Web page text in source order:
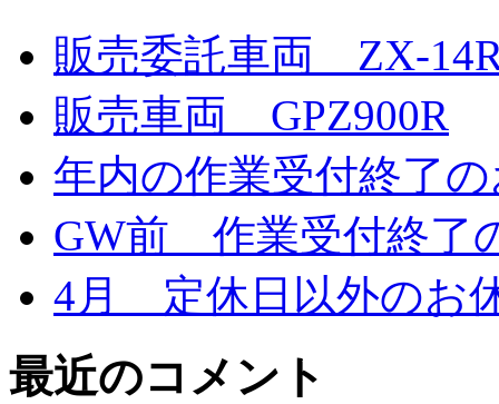
販売委託車両 ZX-
販売車両 GPZ900R
年内の作業受付終了
GW前 作業受付終了
4月 定休日以外のお
最近のコメント